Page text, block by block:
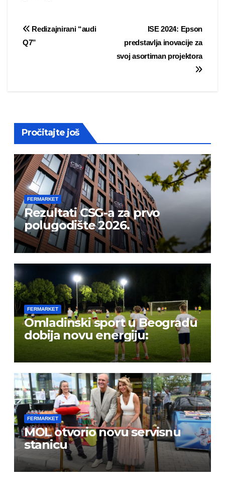
Post
navigation
ISE 2024: Epson
predstavlja inovacije za
svoj asortiman projektora
Redizajnirani “audi
Q7”
Pročitajte još
FERMARKET
Rezultati CSG-a za prvo
polugodište 2026.
FERMARKET
Omladinski sport u Beogradu
dobija novu energiju:
FERMARKET
MOL otvorio novu servisnu
stanicu